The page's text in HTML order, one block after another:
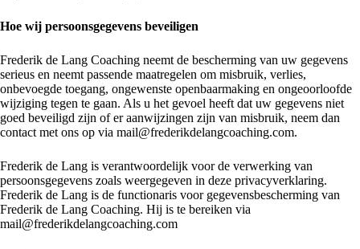
Hoe wij persoonsgegevens beveiligen
Frederik de Lang Coaching neemt de bescherming van uw gegevens
serieus en neemt passende maatregelen om misbruik, verlies,
onbevoegde toegang, ongewenste openbaarmaking en ongeoorloofde
wijziging tegen te gaan. Als u het gevoel heeft dat uw gegevens niet
goed beveiligd zijn of er aanwijzingen zijn van misbruik, neem dan
contact met ons op via mail@frederikdelangcoaching.com.
Frederik de Lang is verantwoordelijk voor de verwerking van
persoonsgegevens zoals weergegeven in deze privacyverklaring.
Frederik de Lang is de functionaris voor gegevensbescherming van
Frederik de Lang Coaching. Hij is te bereiken via
mail@frederikdelangcoaching.com